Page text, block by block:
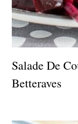
Salade De
Betteraves